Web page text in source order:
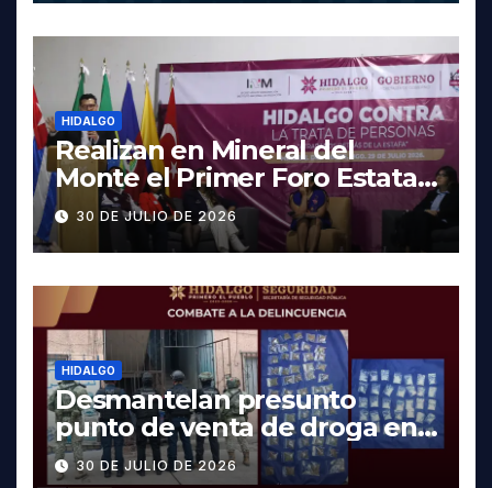
HIDALGO
Realizan en Mineral del
Monte el Primer Foro Estatal
contra la Trata de Personas
30 DE JULIO DE 2026
HIDALGO
Desmantelan presunto
punto de venta de droga en
Pachuca; hay dos detenidos
30 DE JULIO DE 2026